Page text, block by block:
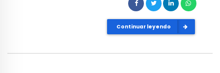
Continuar leyendo